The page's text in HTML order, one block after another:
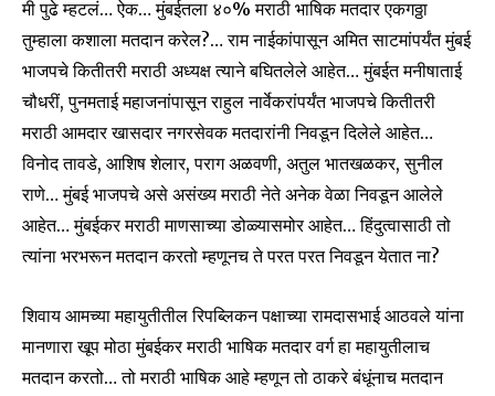
मी पुढे म्हटलं… ऐक… मुंबईतला ४०% मराठी भाषिक मतदार एकगठ्ठा
तुम्हाला कशाला मतदान करेल?… राम नाईकांपासून अमित साटमांपर्यंत मुंबई
भाजपचे कितीतरी मराठी अध्यक्ष त्याने बघितलेले आहेत… मुंबईत मनीषाताई
चौधरीं, पुनमताई महाजनांपासून राहुल नार्वेकरांपर्यंत भाजपचे कितीतरी
मराठी आमदार खासदार नगरसेवक मतदारांनी निवडून दिलेले आहेत…
विनोद तावडे, आशिष शेलार, पराग अळवणी, अतुल भातखळकर, सुनील
राणे… मुंबई भाजपचे असे असंख्य मराठी नेते अनेक वेळा निवडून आलेले
आहेत… मुंबईकर मराठी माणसाच्या डोळ्यासमोर आहेत… हिंदुत्वासाठी तो
त्यांना भरभरून मतदान करतो म्हणूनच ते परत परत निवडून येतात ना?
शिवाय आमच्या महायुतीतील रिपब्लिकन पक्षाच्या रामदासभाई आठवले यांना
मानणारा खूप मोठा मुंबईकर मराठी भाषिक मतदार वर्ग हा महायुतीलाच
मतदान करतो… तो मराठी भाषिक आहे म्हणून तो ठाकरे बंधूंनाच मतदान